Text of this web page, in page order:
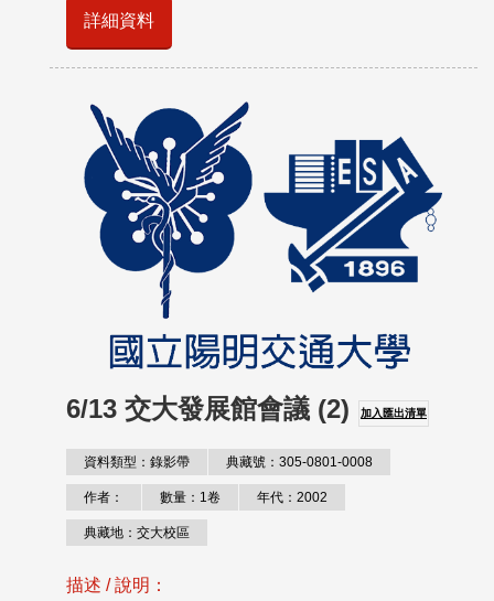
詳細資料
6/13 交大發展館會議 (2) 加入匯出清單
資料類型：錄影帶 典藏號：305-0801-0008
作者： 數量：1卷 年代：2002
典藏地：交大校區
描述 / 說明：